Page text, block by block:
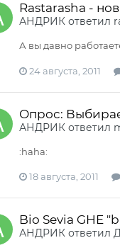
Rastarasha -
АНДРИКответил
А вы давно
24 августа, 2011
Опрос:
АНДРИКответил
:haha:
18 августа, 2011
Bio Sevia GHE
АНДРИКответил